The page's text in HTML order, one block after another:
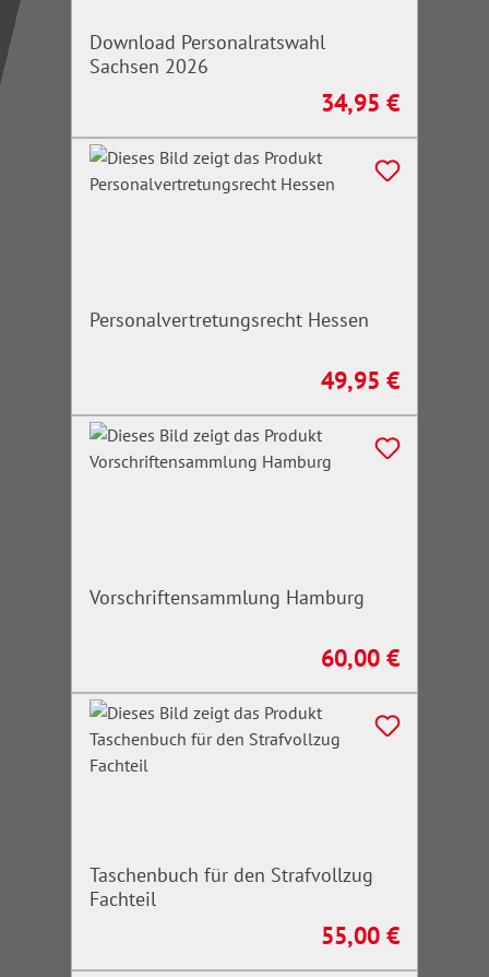
Download Personalratswahl
Sachsen 2026
Regulärer Preis:
34,95 €
Personalvertretungsrecht Hessen
Regulärer Preis:
49,95 €
Vorschriftensammlung Hamburg
Regulärer Preis:
60,00 €
Taschenbuch für den Strafvollzug
Fachteil
Regulärer Preis:
55,00 €